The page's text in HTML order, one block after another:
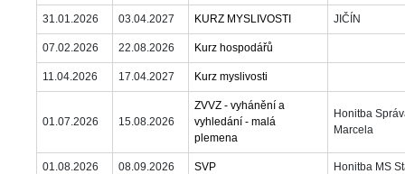
31.01.2026 03.04.2027 KURZ MYSLIVOSTI JIČÍN
07.02.2026 22.08.2026 Kurz hospodářů
11.04.2026 17.04.2027 Kurz myslivosti
01.07.2026 15.08.2026
ZVVZ - vyhánění a
vyhledání - malá
plemena
Honitba
Marcela
01.08.2026 08.09.2026 SVP Honitba MS